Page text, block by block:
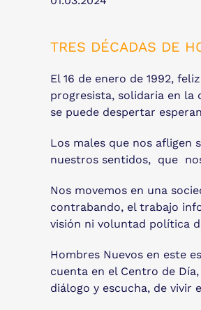
TRES DÉCADAS DE
El 16 de enero de 1992,
progresista, solidaria en la
se puede despertar
Los males que nos afligen
nuestros sentidos, que
Nos movemos en una
contrabando, el trabajo
visión ni voluntad política
Hombres Nuevos en este
cuenta en el Centro de
diálogo y escucha, de vivir